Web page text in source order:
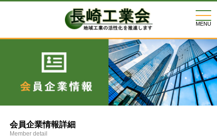
MENU
会員企業情報詳細
Member detail